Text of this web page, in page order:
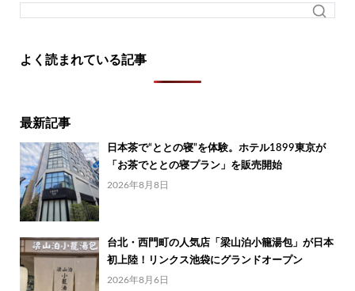
よく読まれている記事
最新記事
日本茶で“ととの寝”を体験。ホテル1899東京が
「お茶でととの寝プラン」を販売開始
2026年8月8日
台北・西門町の人気店「梁山泊小籠湯包」が日本
初上陸！リンクス池袋にグランドオープン
2026年8月6日